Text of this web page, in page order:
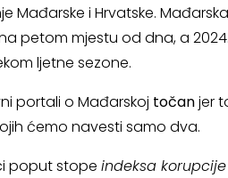
i Hrvatske.
petom mjestu od dna, a
ljetne sezone.
portali o Mađarskoj točanjer
ćemo navesti samo dva.
poput stope indeksa korupcije